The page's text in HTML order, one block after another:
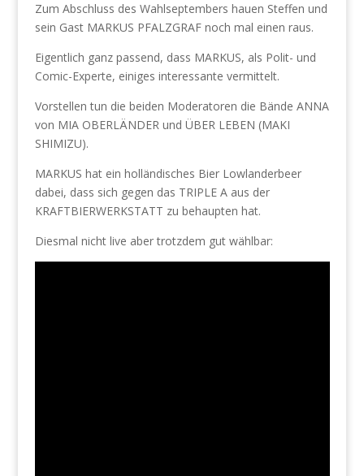
Zum Abschluss des Wahlseptembers hauen Steffen und
sein Gast MARKUS PFALZGRAF noch mal einen raus.
Eigentlich ganz passend, dass MARKUS, als Polit- und
Comic-Experte, einiges interessante vermittelt.
Vorstellen tun die beiden Moderatoren die Bände ANNA
von MIA OBERLÄNDER und ÜBER LEBEN (MAKI
SHIMIZU).
MARKUS hat ein holländisches Bier Lowlanderbeer
dabei, dass sich gegen das TRIPLE A aus der
KRAFTBIERWERKSTATT zu behaupten hat.
Diesmal nicht live aber trotzdem gut wählbar: